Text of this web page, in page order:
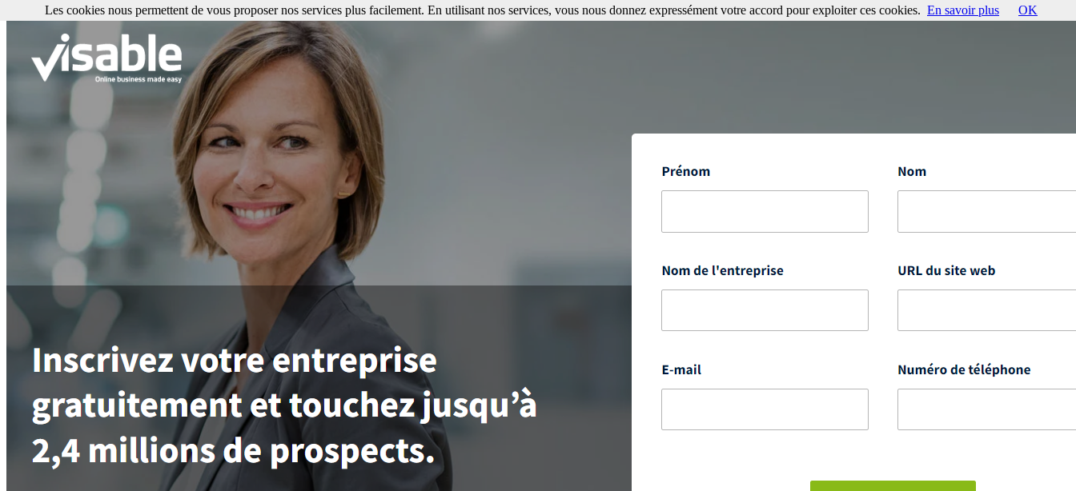
Les cookies nous permettent de vous proposer nos services plus facilement. En utilisant nos services, vous nous donnez expressément votre accord pour exploiter ces cookies. En savoir plus OK